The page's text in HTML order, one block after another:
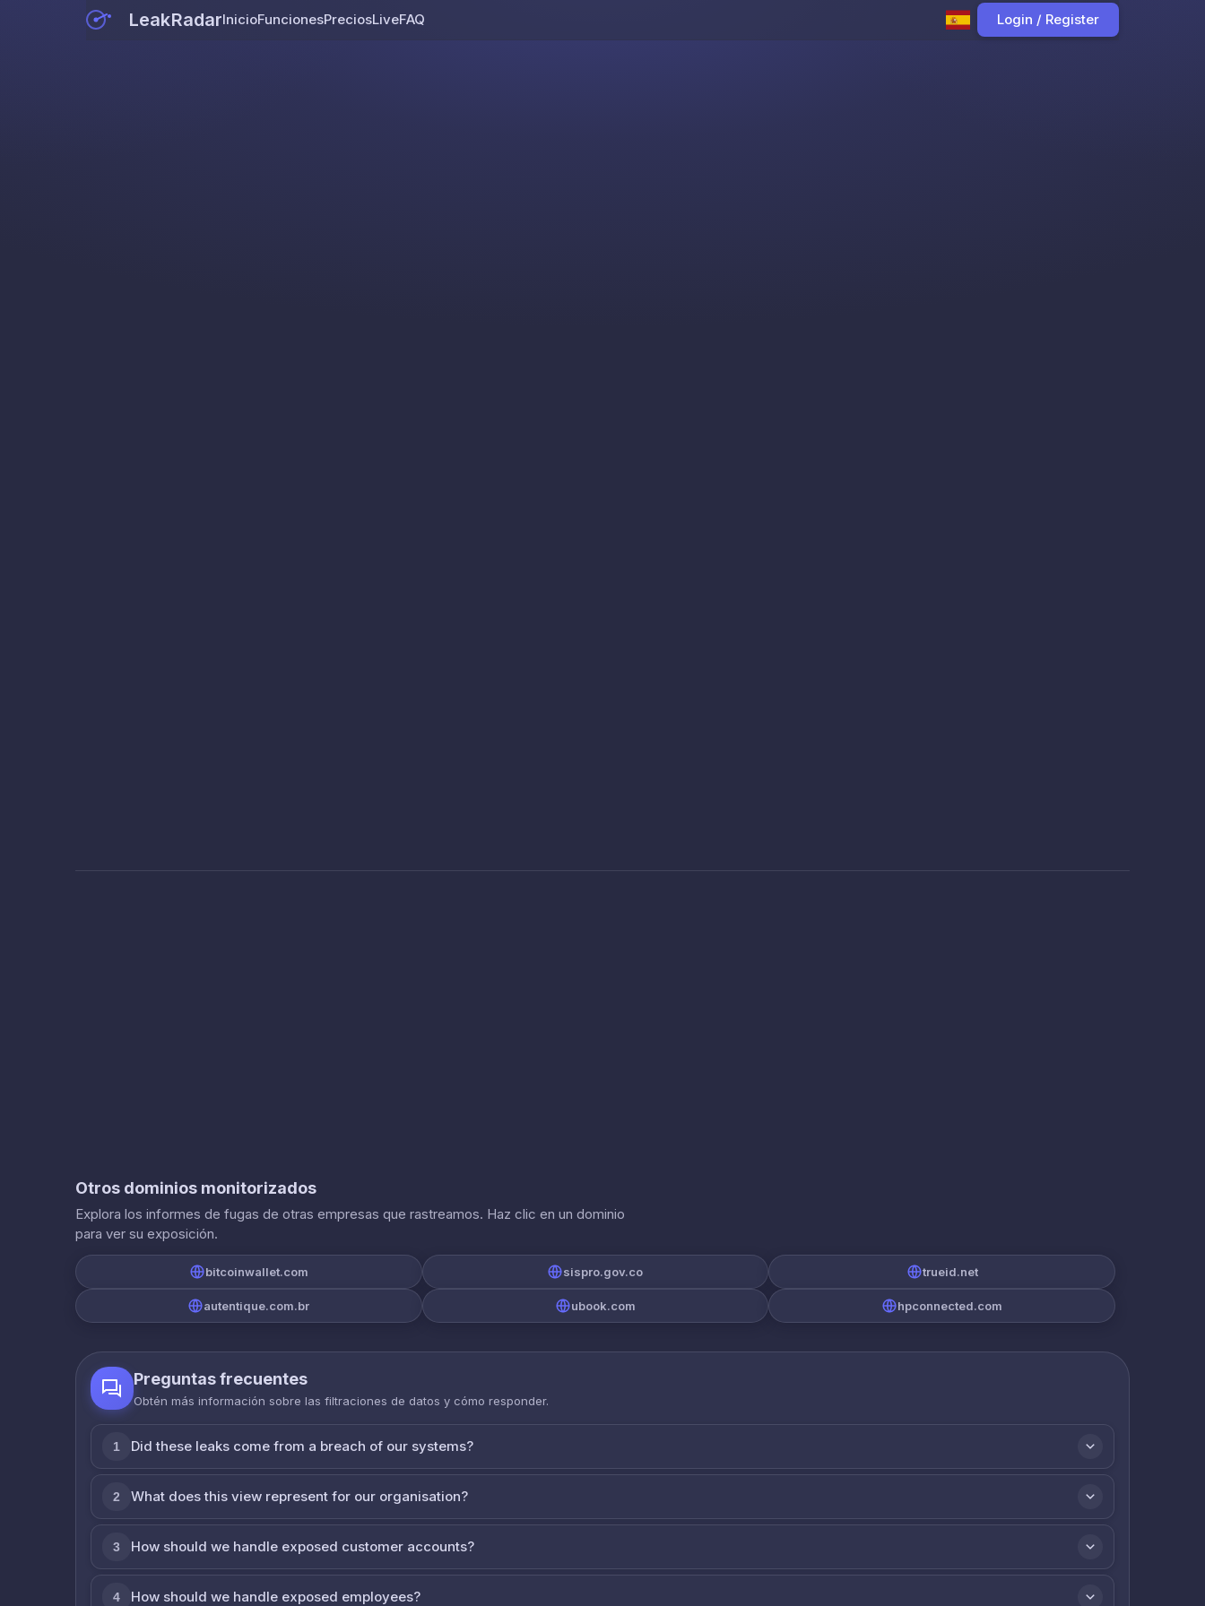
LeakRadarInicioFuncionesPreciosLiveFAQ Login / Register
Otros dominios monitorizados
Explora los informes de fugas de otras empresas que rastreamos. Haz clic en un dominio
para ver su exposición.
bitcoinwallet.com sispro.gov.co trueid.net
autentique.com.br ubook.com hpconnected.com
Preguntas frecuentes
Obtén más información sobre las filtraciones de datos y cómo responder.
1 Did these leaks come from a breach of our systems?
2 What does this view represent for our organisation?
3 How should we handle exposed customer accounts?
4 How should we handle exposed employees?